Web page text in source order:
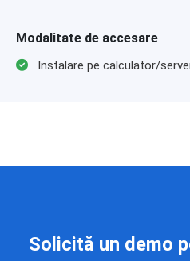
Modalitate de accesare
Instalare pe calculator/
Solicită un demo